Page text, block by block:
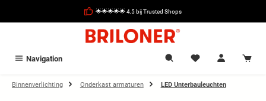
🌟🌟🌟🌟🌟 4,5 bij Trusted Shops
Navigation
Binnenverlichting Onderkast armaturen LED Unterbauleuchten